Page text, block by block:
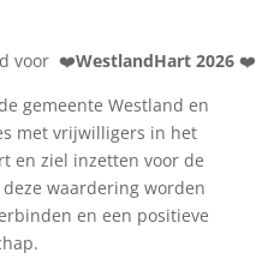
voor ❤️WestlandHart 2026 ❤️
gemeente Westland en
met vrijwilligers in het
en ziel inzetten voor de
waardering worden
en een positieve